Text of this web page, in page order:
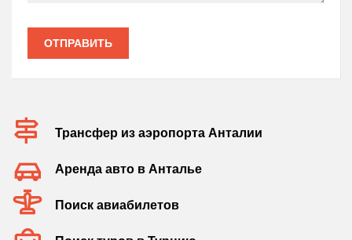
ОТПРАВИТЬ
Трансфер из аэропорта Анталии
Аренда авто в Анталье
Поиск авиабилетов